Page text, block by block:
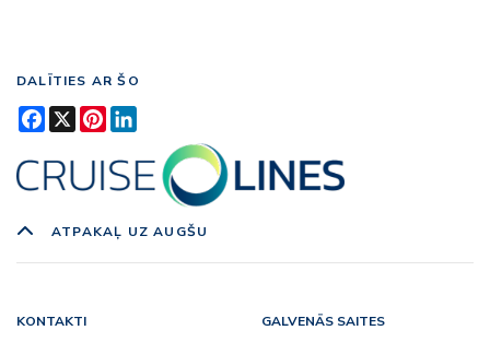
DALĪTIES AR ŠO
Facebook
X Pinterest
ATPAKAĻ UZ AUGŠU
KONTAKTI GALVENĀS SAITES